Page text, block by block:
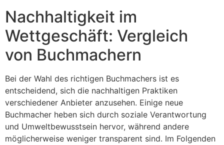
Nachhaltigkeit im
Wettgeschäft: Vergleich
von Buchmachern
Bei der Wahl des richtigen Buchmachers ist es
entscheidend, sich die nachhaltigen Praktiken
verschiedener Anbieter anzusehen. Einige neue
Buchmacher heben sich durch soziale Verantwortung
und Umweltbewusstsein hervor, während andere
möglicherweise weniger transparent sind. Im Folgenden